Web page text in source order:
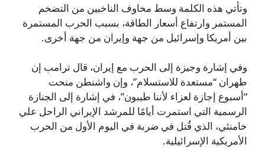
وتأتي هذه الكلمة وسط مخاوف الناخبين من التضخم
المستمر وارتفاع أسعار الطاقة، بسبب الحرب المستمرة
بين أمريكا وإسرائيل من جهة وإيران من جهة أخرى.
وفي إشارة وجيزة إلى الحرب مع إيران، قال ترامب إن
طهران “مستعدة للاستسلام”، وإن واشنطن منحت
“أسبوع إجازة لعزاء لأننا طيبون”، في إشارة إلى الجنازة
الرسمية التي استمرت أيامًا للمرشد الإيراني الراحل علي
خامنئي، الذي قُتل في ضربة في اليوم الأول من الحرب
الأمريكية الإسرائيلية.